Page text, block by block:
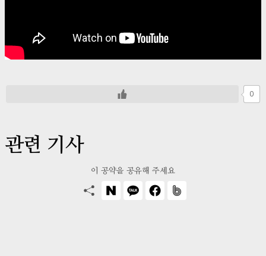
0
관련 기사
이 공약을 공유해 주세요